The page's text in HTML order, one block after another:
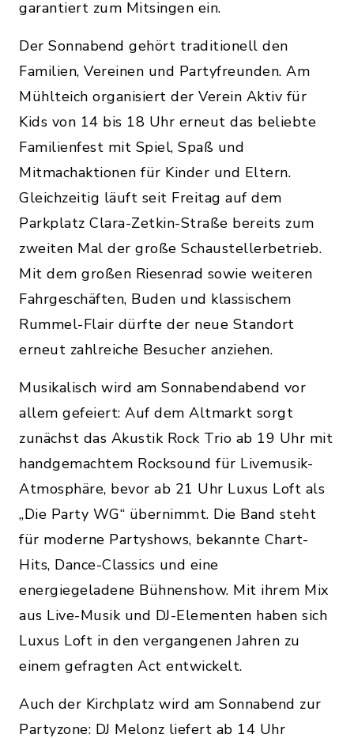
garantiert zum Mitsingen ein.
Der Sonnabend gehört traditionell den
Familien, Vereinen und Partyfreunden. Am
Mühlteich organisiert der Verein Aktiv für
Kids von 14 bis 18 Uhr erneut das beliebte
Familienfest mit Spiel, Spaß und
Mitmachaktionen für Kinder und Eltern.
Gleichzeitig läuft seit Freitag auf dem
Parkplatz Clara-Zetkin-Straße bereits zum
zweiten Mal der große Schaustellerbetrieb.
Mit dem großen Riesenrad sowie weiteren
Fahrgeschäften, Buden und klassischem
Rummel-Flair dürfte der neue Standort
erneut zahlreiche Besucher anziehen.
Musikalisch wird am Sonnabendabend vor
allem gefeiert: Auf dem Altmarkt sorgt
zunächst das Akustik Rock Trio ab 19 Uhr mit
handgemachtem Rocksound für Livemusik-
Atmosphäre, bevor ab 21 Uhr Luxus Loft als
„Die Party WG“ übernimmt. Die Band steht
für moderne Partyshows, bekannte Chart-
Hits, Dance-Classics und eine
energiegeladene Bühnenshow. Mit ihrem Mix
aus Live-Musik und DJ-Elementen haben sich
Luxus Loft in den vergangenen Jahren zu
einem gefragten Act entwickelt.
Auch der Kirchplatz wird am Sonnabend zur
Partyzone: DJ Melonz liefert ab 14 Uhr